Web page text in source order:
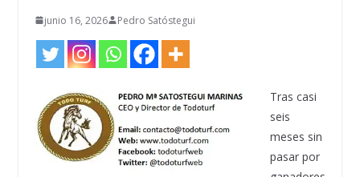
junio 16, 2026 Pedro Satóstegui
Tras casi
seis
meses sin
pasar por